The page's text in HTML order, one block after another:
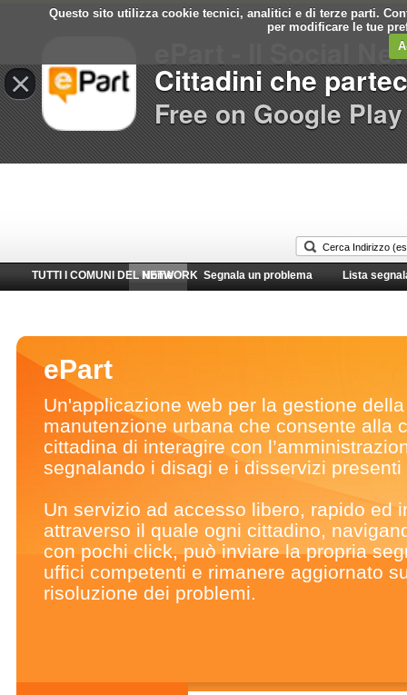
Questo sito utilizza cookie tecnici, analitici e di terze parti.
per modificare le tue
TUTTI I COMUNI DEL NETWORK
Home Segnala un problema Lista
ePart
Un'applicazione web per la gestione della
manutenzione urbana che consente alla
cittadina di interagire con
segnalando i disagi e i disservizi presenti
Un servizio ad accesso libero, rapido ed
attraverso il quale ogni cittadino,
con pochi click, può inviare la propria
uffici competenti e rimanere aggiornato
risoluzione dei problemi.
×
ePart - Il Social
Cittadini che
Free on Google Play